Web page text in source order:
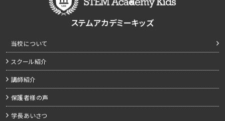
ステムアカデミーキッズ
当校について
スクール紹介
講師紹介
保護者様の声
学長あいさつ